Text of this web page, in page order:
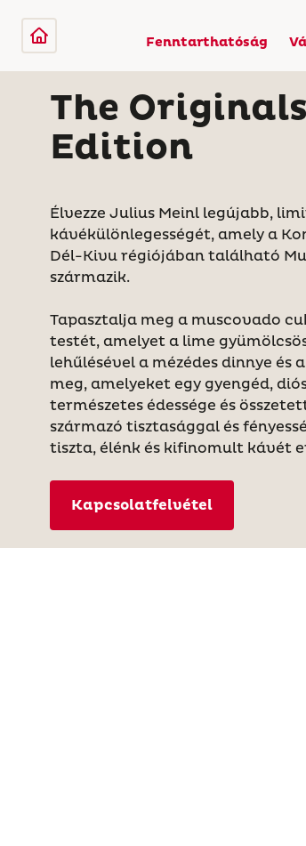
Fenntarthatóság
The
Edition
Élvezze Julius Meinl legújabb,
kávékülönlegességét, amely a
Dél-Kivu régiójában található
származik.
Tapasztalja meg a muscovado
testét, amelyet a lime
lehűlésével a mézédes dinnye és
meg, amelyeket egy gyengéd,
természetes édessége és
származó tisztasággal és
tiszta, élénk és kifinomult kávét
Kapcsolatfelvétel